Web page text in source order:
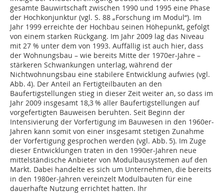
gesamte Bauwirtschaft zwischen 1990 und 1995 eine Phase
der Hochkonjunktur (vgl. S. 88 „Forschung im Modul“). Im
Jahr 1999 erreichte der Hochbau seinen Höhepunkt, gefolgt
von einem starken Rückgang. Im Jahr 2009 lag das Niveau
mit 27 % unter dem von 1993. Auffällig ist auch hier, dass
der Wohnungsbau – wie bereits Mitte der 1970er-Jahre –
stärkeren Schwankungen unterlag, während der
Nichtwohnungsbau eine stabilere Entwicklung aufwies (vgl.
Abb. 4). Der Anteil an Fertigteilbauten an den
Baufertigstellungen stieg in dieser Zeit weiter an, so dass im
Jahr 2009 insgesamt 18,3 % aller Baufertigstellungen auf
vorgefertigten Bauweisen beruhten. Seit Beginn der
Intensivierung der Vorfertigung im Bauwesen in den 1960er-
Jahren kann somit von einer insgesamt stetigen Zunahme
der Vorfertigung gesprochen werden (vgl. Abb. 5). Im Zuge
dieser Entwicklungen traten in den 1990er-Jahren neue
mittelständische Anbieter von Modulbausystemen auf den
Markt. Dabei handelte es sich um Unternehmen, die bereits
in den 1980er-Jahren vereinzelt Modulbauten für eine
dauerhafte Nutzung errichtet hatten. Ihr